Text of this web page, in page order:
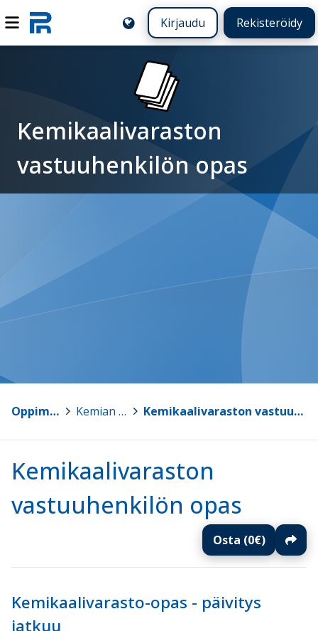
Kirjaudu Rekisteröidy
Kemikaalivaraston
vastuuhenkilön opas
Oppimateriaalit Kemian materiaalit > Kemikaalivaraston vastuuhenkilön opas
Kemikaalivaraston
vastuuhenkilön opas
Osta (0€)
Kemikaalivarasto-opas - päivitys
jatkuu